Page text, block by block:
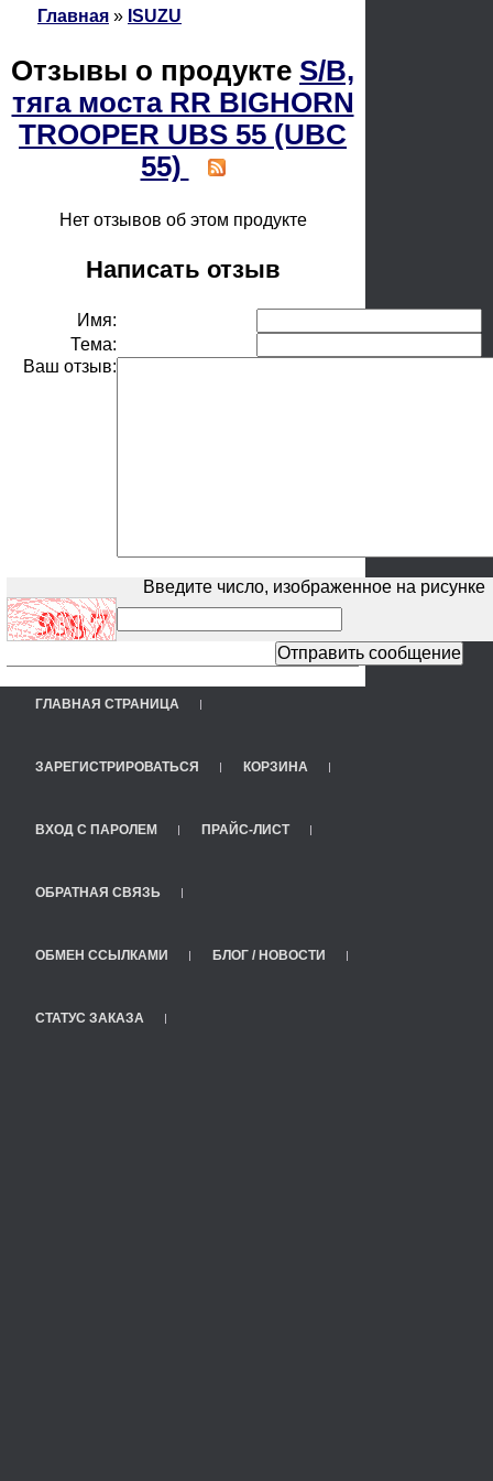
Главная » ISUZU
Отзывы о продукте S/B,
тяга моста RR BIGHORN
TROOPER UBS 55 (UBC
55)
Нет отзывов об этом продукте
Написать отзыв
Имя:
Тема:
Ваш отзыв:
Введите число, изображенное на рисунке
ГЛАВНАЯ СТРАНИЦА
ЗАРЕГИСТРИРОВАТЬСЯ КОРЗИНА
ВХОД С ПАРОЛЕМ ПРАЙС-ЛИСТ
ОБРАТНАЯ СВЯЗЬ
ОБМЕН ССЫЛКАМИ БЛОГ / НОВОСТИ
СТАТУС ЗАКАЗА